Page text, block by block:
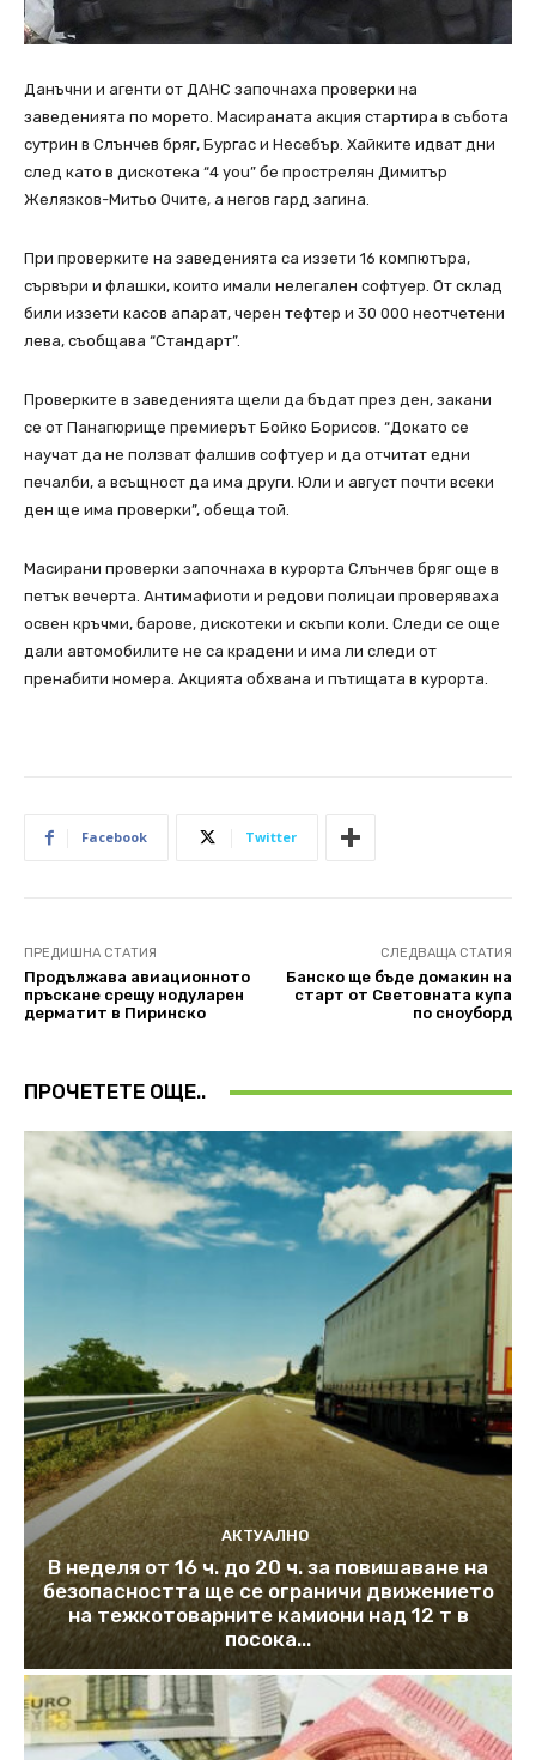
Данъчни и агенти от ДАНС започнаха проверки на
заведенията по морето. Масираната акция стартира в събота
сутрин в Слънчев бряг, Бургас и Несебър. Хайките идват дни
след като в дискотека “4 you” бе прострелян Димитър
Желязков-Митьо Очите, а негов гард загина.
При проверките на заведенията са иззети 16 компютъра,
сървъри и флашки, които имали нелегален софтуер. От склад
били иззети касов апарат, черен тефтер и 30 000 неотчетени
лева, съобщава “Стандарт”.
Проверките в заведенията щели да бъдат през ден, закани
се от Панагюрище премиерът Бойко Борисов. “Докато се
научат да не ползват фалшив софтуер и да отчитат едни
печалби, а всъщност да има други. Юли и август почти всеки
ден ще има проверки”, обеща той.
Масирани проверки започнаха в курорта Слънчев бряг още в
петък вечерта. Антимафиоти и редови полицаи проверяваха
освен кръчми, барове, дискотеки и скъпи коли. Следи се още
дали автомобилите не са крадени и има ли следи от
пренабити номера. Акцията обхвана и пътищата в курорта.
Facebook Twitter
ПРЕДИШНА СТАТИЯ
Продължава авиационното
пръскане срещу нодуларен
дерматит в Пиринско
СЛЕДВАЩА СТАТИЯ
Банско ще бъде домакин на
старт от Световната купа
по сноуборд
ПРОЧЕТЕТЕ ОЩЕ..
АКТУАЛНО
В неделя от 16 ч. до 20 ч. за повишаване на
безопасността ще се ограничи движението
на тежкотоварните камиони над 12 т в
посока...